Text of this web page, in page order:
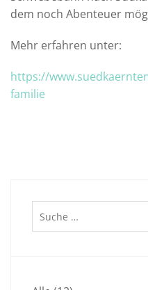
dem noch Abenteuer
Mehr erfahren unter:
https://
familie